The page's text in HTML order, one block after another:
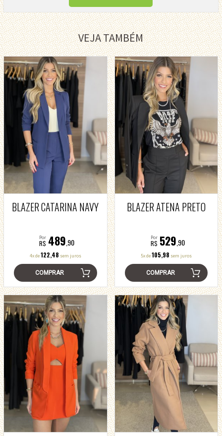
VEJA TAMBÉM
BLAZER CATARINA NAVY
Por
R$ 489 ,90
4x de122,48 sem juros
COMPRAR
BLAZER ATENA PRETO
Por
R$ 529 ,90
5x de105,98 sem juros
COMPRAR